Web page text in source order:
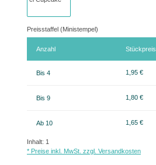
Preisstaffel (Ministempel)
Anzahl Stückpreis
Bis 4 1,95 €
Bis 9 1,80 €
Ab 10 1,65 €
Inhalt: 1
* Preise inkl. MwSt. zzgl. Versandkosten